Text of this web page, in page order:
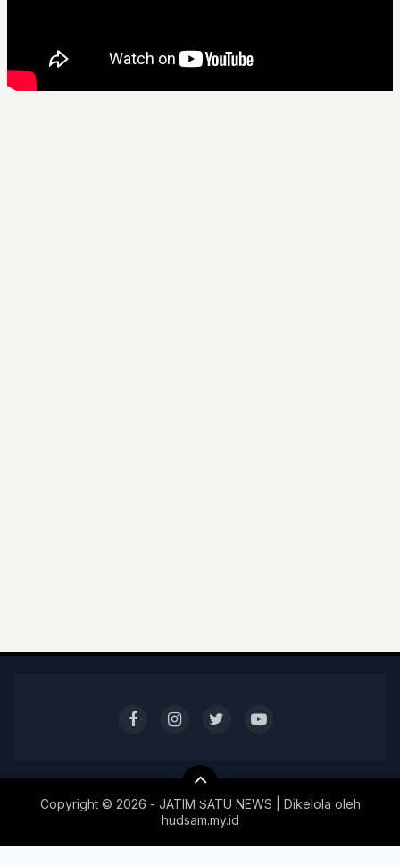
Copyright © 2026 - JATIM SATU NEWS | Dikelola oleh
hudsam.my.id